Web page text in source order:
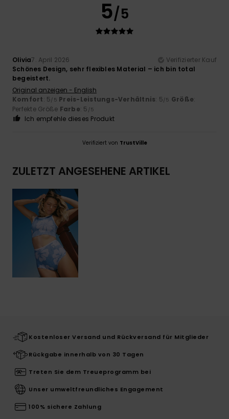
5/5
Olivia7. April 2026
Verifizierter Kauf
Schönes Design, sehr flexibles Material – ich bin total
begeistert.
Original anzeigen - English
Komfort: 5/5 Preis-Leistungs-Verhältnis: 5/5 Größe:
Perfekte Größe Farbe: 5 /5
Ich empfehle dieses Produkt
Verifiziert von TrustVille
ZULETZT ANGESEHENE ARTIKEL
Kostenloser Versand und Rückversand für Mitglieder
Rückgabe innerhalb von 30 Tagen
Treten Sie dem Treueprogramm bei
Unser umweltfreundliches Engagement
100% sichere Zahlung